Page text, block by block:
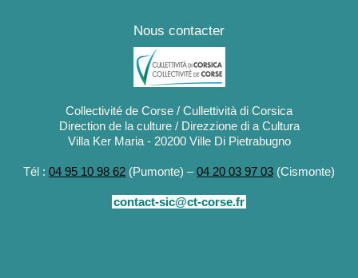
Nous contacter
Collectivité de Corse / Cullettività di Corsica
Direction de la culture / Direzzione di a Cultura
Villa Ker Maria - 20200 Ville Di Pietrabugno
Tél : 04 95 10 98 62 (Pumonte) –04 20 03 97 03 (Cismonte)
contact-sic@ct-corse.fr